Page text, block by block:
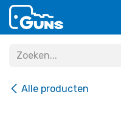
Overslaan naar inhoud
Alle producten